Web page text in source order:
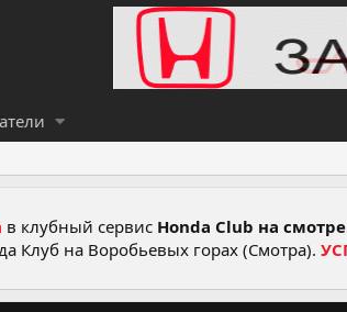
в клубный сервис Honda Club на
Клуб на Воробьевых горах (Смотра).